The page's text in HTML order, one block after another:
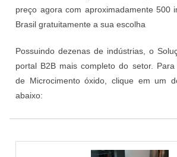
preço agora com aproximadamente 500
Brasil gratuitamente a sua escolha
Possuindo dezenas de indústrias, o
portal B2B mais completo do setor.
de Microcimento óxido, clique em um
abaixo: